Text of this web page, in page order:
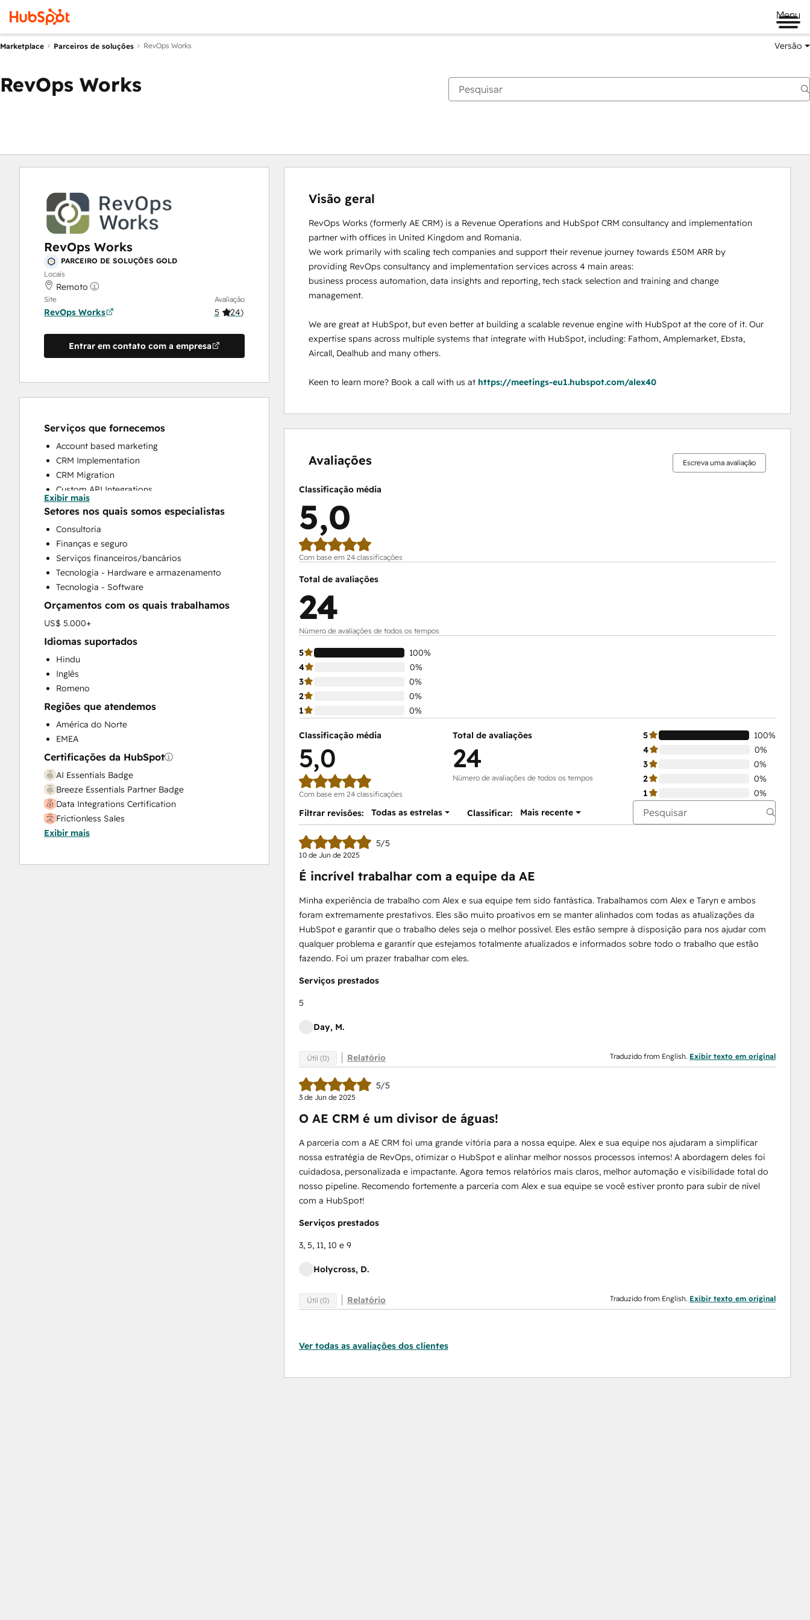
Menu
Marketplace Parceiros de soluções RevOps Works Versão
RevOps Works
RevOps Works
PARCEIRO DE SOLUÇÕES GOLD
Locais
Remoto
Site
RevOps Works
Avaliação
5 (24)
Entrar em contato com a empresa
Serviços que fornecemos
Account based marketing
CRM Implementation
CRM Migration
Custom API Integrations
Customer Marketing
Customer Success Training
Customer Support Training
Customer Survey and Analysis
Email Marketing
Full Inbound Marketing Services
Help Desk Implementation
HubSpot Onboarding
Knowledge Base Development
Marketing Hub Professional Onboarding
Programmable Automation
Sales and Marketing Alignment
Sales Coaching and Training
Sales Enablement
Sales Hub Enterprise Onboarding
Sales Hub Professional Onboarding
Service Hub Professional Onboarding
Exibir mais
Setores nos quais somos especialistas
Consultoria
Finanças e seguro
Serviços financeiros/bancários
Tecnologia - Hardware e armazenamento
Tecnologia - Software
Orçamentos com os quais trabalhamos
US$ 5.000+
Idiomas suportados
Hindu
Inglês
Romeno
Regiões que atendemos
América do Norte
EMEA
Certificações da HubSpot
AI Essentials Badge
Breeze Essentials Partner Badge
Data Integrations Certification
Frictionless Sales
HubSpot Sales Hub Software Certification
Inbound
Exibir mais
Visão geral
RevOps Works (formerly AE CRM) is a Revenue Operations and HubSpot CRM consultancy and implementation
partner with offices in United Kingdom and Romania.
We work primarily with scaling tech companies and support their revenue journey towards £50M ARR by
providing RevOps consultancy and implementation services across 4 main areas:
business process automation, data insights and reporting, tech stack selection and training and change
management.
We are great at HubSpot, but even better at building a scalable revenue engine with HubSpot at the core of it. Our
expertise spans across multiple systems that integrate with HubSpot, including: Fathom, Amplemarket, Ebsta,
Aircall, Dealhub and many others.
Keen to learn more? Book a call with us at https://meetings-eu1.hubspot.com/alex40
Avaliações Escreva uma avaliação
Classificação média
5,0
Com base em 24 classificações
Total de avaliações
24
Número de avaliações de todos os tempos
5
100%
4
0%
3
0%
2
0%
1
0%
Classificação média
5,0
Com base em 24 classificações
Total de avaliações
24
Número de avaliações de todos os tempos
5
100%
4
0%
3
0%
2
0%
1
0%
Filtrar revisões:
Todas as estrelas Classificar: Mais recente
5/5
10 de Jun de 2025
É incrível trabalhar com a equipe da AE
Minha experiência de trabalho com Alex e sua equipe tem sido fantástica. Trabalhamos com Alex e Taryn e ambos
foram extremamente prestativos. Eles são muito proativos em se manter alinhados com todas as atualizações da
HubSpot e garantir que o trabalho deles seja o melhor possível. Eles estão sempre à disposição para nos ajudar com
qualquer problema e garantir que estejamos totalmente atualizados e informados sobre todo o trabalho que estão
fazendo. Foi um prazer trabalhar com eles.
Serviços prestados
5
Day, M.
Útil (0) Relatório Traduzido from English. Exibir texto em original
5/5
3 de Jun de 2025
O AE CRM é um divisor de águas!
A parceria com a AE CRM foi uma grande vitória para a nossa equipe. Alex e sua equipe nos ajudaram a simplificar
nossa estratégia de RevOps, otimizar o HubSpot e alinhar melhor nossos processos internos! A abordagem deles foi
cuidadosa, personalizada e impactante. Agora temos relatórios mais claros, melhor automação e visibilidade total do
nosso pipeline. Recomendo fortemente a parceria com Alex e sua equipe se você estiver pronto para subir de nível
com a HubSpot!
Serviços prestados
3, 5, 11, 10 e 9
Holycross, D.
Útil (0) Relatório Traduzido from English. Exibir texto em original
Ver todas as avaliações dos clientes